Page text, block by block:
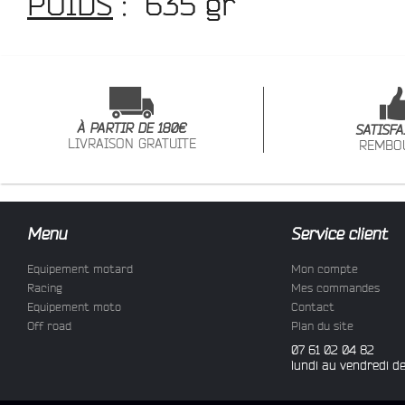
À PARTIR DE 180€
LIVRAISON GRATUITE
Menu
Equipement motard
Racing
Equipement moto
Off road
Service client
Mon compte
Mes commandes
Contact
Plan du site
07 61 02 04 82
lundi au vendredi